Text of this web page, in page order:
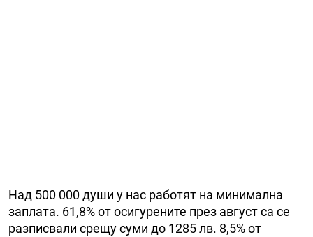
Над 500 000 души у нас работят на минимална
заплата. 61,8% от осигурените през август са се
разписвали срещу суми до 1285 лв. 8,5% от